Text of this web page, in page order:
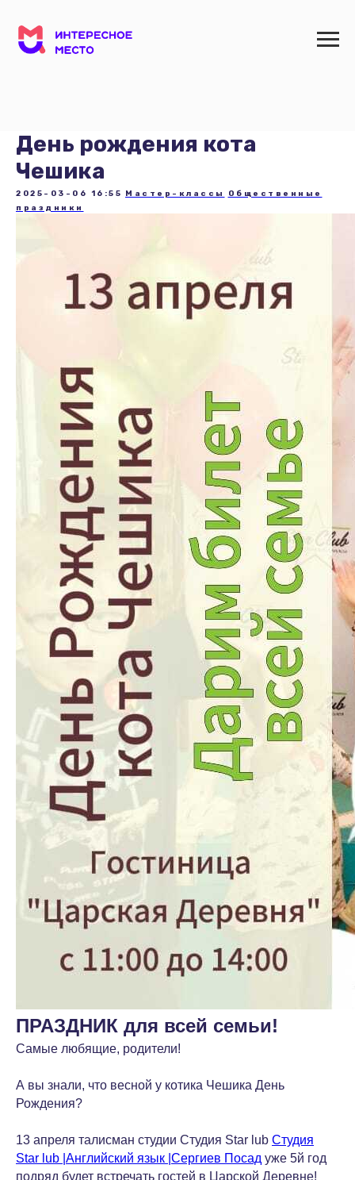
День рождения кота
Чешика
2025-03-06 16:55 Мастер-классы
Общественные
праздники
ПРАЗДНИК для всей семьи!
Самые любящие, родители!
А вы знали, что весной у котика Чешика День
Рождения?
13 апреля талисман студии Студия Star lub Студия
Star lub |Английский язык |Сергиев Посад уже 5й год
подряд будет встречать гостей в Царской Деревне!